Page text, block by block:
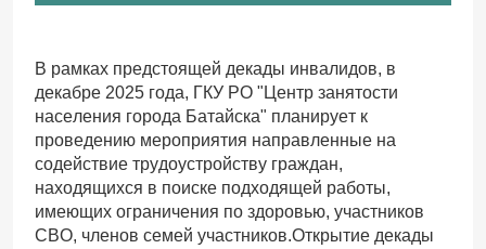
В рамках предстоящей декады инвалидов, в
декабре 2025 года, ГКУ РО "Центр занятости
населения города Батайска" планирует к
проведению мероприятия направленные на
содействие трудоустройству граждан,
находящихся в поиске подходящей работы,
имеющих ограничения по здоровью, участников
СВО, членов семей участников.Открытие декады